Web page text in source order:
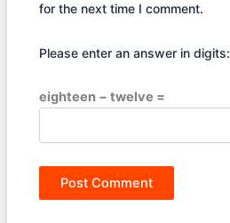
for the next time I comment.
Please enter an answer in digits:
eighteen − twelve =